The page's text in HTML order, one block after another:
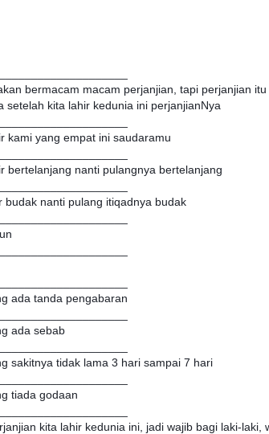
bermacam macam perjanjian, tapi perjanjian
setelah kita lahir kedunia ini perjanjianNya
kami yang empat ini saudaramu
bertelanjang nanti pulangnya bertelanjang
budak nanti pulang itiqadnya budak
ada tanda pengabaran
ada sebab
sakitnya tidak lama 3 hari sampai 7 hari
tiada godaan
kita lahir kedunia ini, jadi wajib bagi laki-laki,